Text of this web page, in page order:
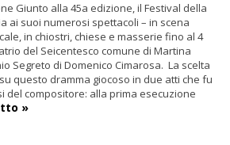
Giunto alla 45a edizione, il Festival della
ai suoi numerosi spettacoli – in scena
in chiostri, chiese e masserie fino al 4
del Seicentesco comune di Martina
Segreto di Domenico Cimarosa. La scelta
questo dramma giocoso in due atti che fu
del compositore: alla prima esecuzione
»